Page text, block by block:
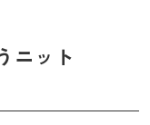
ニット